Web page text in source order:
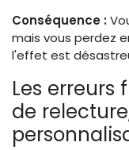
Conséquence :
mais vous perdez
l'effet est
Les erreurs
de